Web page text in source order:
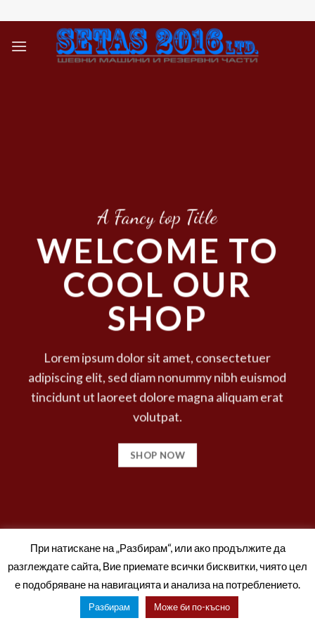
to
content
A Fancy top Title
WELCOME TO
COOL OUR
SHOP
Lorem ipsum dolor sit amet, consectetuer
adipiscing elit, sed diam nonummy nibh euismod
tincidunt ut laoreet dolore magna aliquam erat
volutpat.
SHOP NOW
Copyright 2026 ©setas2016.com
При натискане на „Разбирам“, или ако продължите да
разглеждате сайта, Вие приемате всички бисквитки, чиято цел
е подобряване на навигацията и анализа на потреблението.
Разбирам Може би по-късно